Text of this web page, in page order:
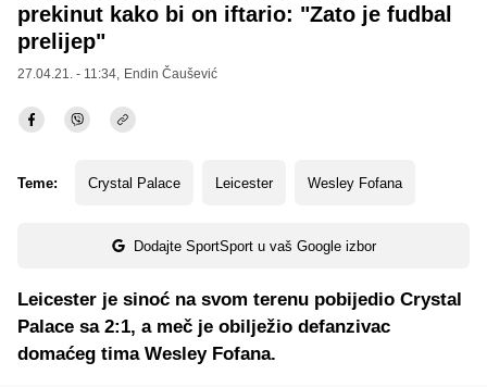
prekinut kako bi on iftario: "Zato je fudbal
prelijep"
27.04.21. - 11:34, Endin Čaušević
Teme: Crystal Palace Leicester Wesley Fofana
Dodajte SportSport u vaš Google izbor
Leicester je sinoć na svom terenu pobijedio Crystal
Palace sa 2:1, a meč je obilježio defanzivac
domaćeg tima Wesley Fofana.